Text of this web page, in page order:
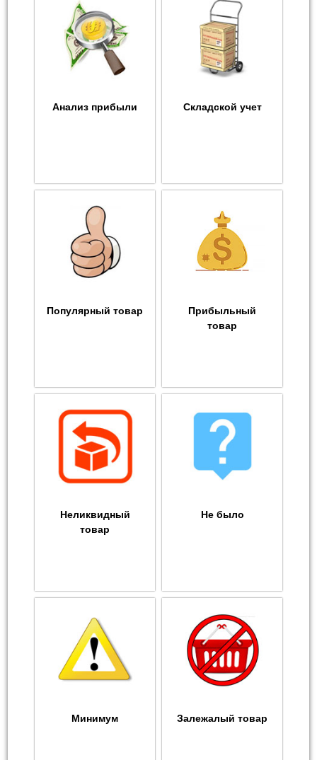
Анализ прибыли Складской учет
Популярный товар
Прибыльный
товар
Неликвидный
товар
Не было
Минимум Залежалый товар